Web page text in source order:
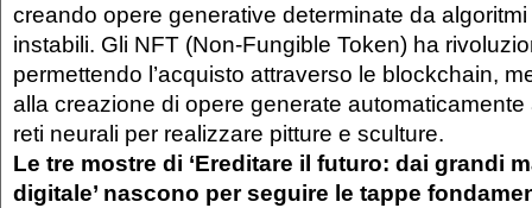
creando opere generative determinate da
instabili. Gli NFT (Non-Fungible Token) ha
permettendo l’acquisto attraverso le blockchain,
alla creazione di opere generate automaticamente
reti neurali per realizzare pitture e sculture.
Le tre mostre di ‘Ereditare il futuro: dai grandi
digitale’ nascono per seguire le tappe